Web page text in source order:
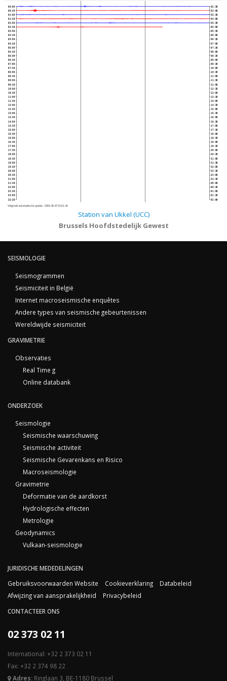
00:00
00:30
01:00
01:30
02:00
02:30
03:00
03:30
04:00
04:30
05:00
05:30
06:00
06:30
07:00
07:30
08:00
08:30
09:00
09:30
10:00
10:30
11:00
11:30
12:00
12:30
13:00
13:30
14:00
14:30
15:00
15:30
16:00
16:30
17:00
17:30
18:00
18:30
19:00
19:30
20:00
20:30
21:00
21:30
22:00
22:30
23:00
23:30
02:30
03:00
03:30
04:00
04:30
05:00
05:30
06:00
06:30
07:00
07:30
08:00
08:30
09:00
09:30
10:00
10:30
11:00
11:30
12:00
12:30
13:00
13:30
14:00
14:30
15:00
15:30
16:00
16:30
17:00
17:30
18:00
18:30
19:00
19:30
20:00
20:30
21:00
21:30
22:00
22:30
23:00
23:30
00:00
00:30
01:00
01:30
02:00
Volgende automatische update : 2026-08-07 03:01:40
Station van Ukkel (UCC)
Brussels Hoofdstedelijk Gewest
SEISMOLOGIE
Seismogrammen
Seismiciteit in België
Internet macroseismische enquêtes
Andere types van seismische gebeurtenissen
Wereldwijde seismiciteit
GRAVIMETRIE
Observaties
Real Time g
Online databank
ONDERZOEK
Seismologie
Seismische waarschuwing
Seismische activiteit
Seismische Gevarenkans en Risico
Macroseismologie
Gravimetrie
Deformatie van de aardkorst
Hydrologische effecten
Metrologie
Geodynamics
Vulkaan-seismologie
JURIDISCHE MEDEDELINGEN
Gebruiksvoorwaarden Website
Cookieverklaring
Databeleid
Afwijzing van aansprakelijkheid
Privacybeleid
CONTACTEER ONS
02 373 02 11
International: +32 2 373 02 11
Fax: +32 2 374 98 22
Adres: Ringlaan 3, BE-1180 Brussel